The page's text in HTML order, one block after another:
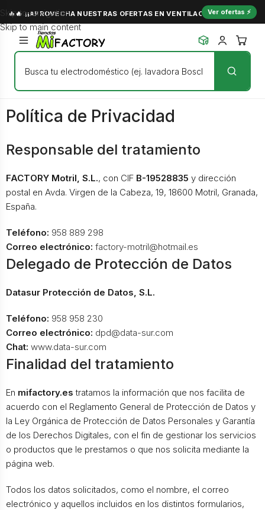
🔥🔥 ¡¡APROVECHA NUESTRAS OFERTAS EN VENTILACIÓN Y NO
Ver ofertas ⚡
Skip to navigation
Skip to main content
Política de Privacidad
Responsable del tratamiento
FACTORY Motril, S.L., con CIF B-19528835 y dirección
postal en Avda. Virgen de la Cabeza, 19, 18600 Motril, Granada,
España.
Teléfono: 958 889 298
Correo electrónico: factory-motril@hotmail.es
Delegado de Protección de Datos
Datasur Protección de Datos, S.L.
Teléfono: 958 958 230
Correo electrónico: dpd@data-sur.com
Chat: www.data-sur.com
Finalidad del tratamiento
En mifactory.es tratamos la información que nos facilita de
acuerdo con el Reglamento General de Protección de Datos y
la Ley Orgánica de Protección de Datos Personales y Garantía
de los Derechos Digitales, con el fin de gestionar los servicios
o productos que le prestamos o que nos solicita mediante la
página web.
Todos los datos solicitados, como el nombre, el correo
electrónico y aquellos incluidos en los distintos formularios,